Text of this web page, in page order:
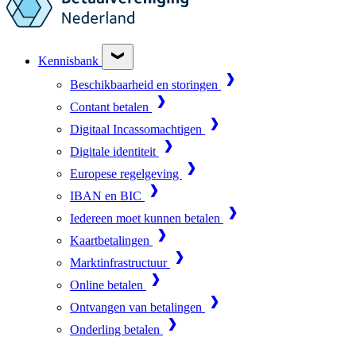
Kennisbank
Beschikbaarheid en storingen
Contant betalen
Digitaal Incassomachtigen
Digitale identiteit
Europese regelgeving
IBAN en BIC
Iedereen moet kunnen betalen
Kaartbetalingen
Marktinfrastructuur
Online betalen
Ontvangen van betalingen
Onderling betalen